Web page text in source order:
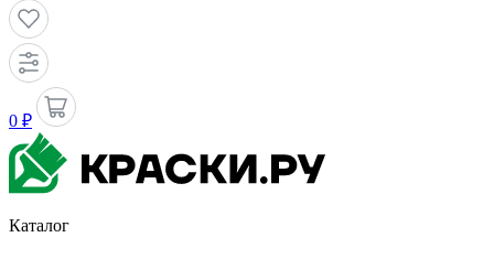
0 ₽
Каталог